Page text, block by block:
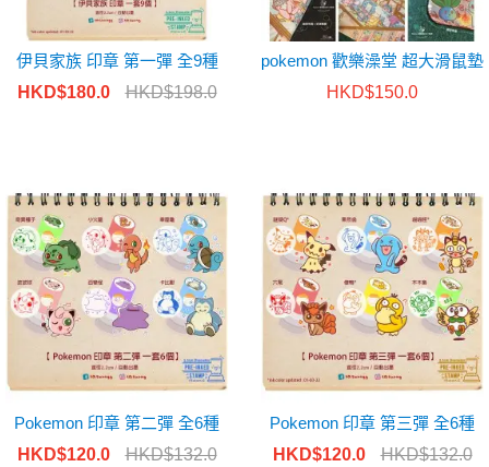
伊貝家族 印章 第一彈 全9種
HKD$180.0
HKD$198.0
pokemon 歡樂澡堂 超大滑鼠墊
HKD$150.0
Pokemon 印章 第二彈 全6種
HKD$120.0
HKD$132.0
Pokemon 印章 第三彈 全6種
HKD$120.0
HKD$132.0